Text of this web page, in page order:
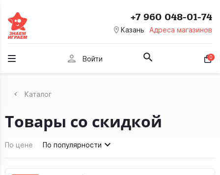
room Казань Адреса магазинов
+7 960 048-01-74
person Войти 0
Каталог
Товары со скидкой
По цене По популярности